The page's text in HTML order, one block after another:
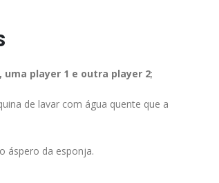
player 1 e outra player 2;
de lavar com água quente que a
áspero da esponja.